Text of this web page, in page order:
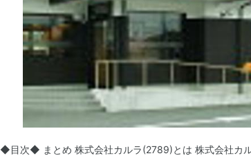
◆目次◆ まとめ 株式会社カルラ(2789)とは 株式会社カ